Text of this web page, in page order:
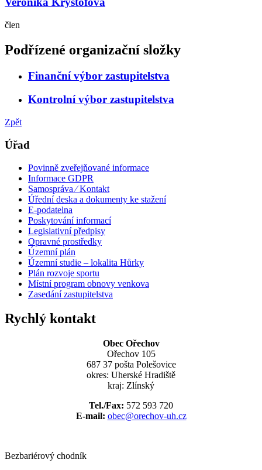
člen
Podřízené organizační složky
Finanční výbor zastupitelstva
Kontrolní výbor zastupitelstva
Zpět
Úřad
Povinně zveřejňované informace
Informace GDPR
Samospráva ⁄ Kontakt
Úřední deska a dokumenty ke stažení
E-podatelna
Poskytování informací
Legislativní předpisy
Opravné prostředky
Územní plán
Územní studie – lokalita Hůrky
Plán rozvoje sportu
Místní program obnovy venkova
Zasedání zastupitelstva
Rychlý kontakt
Obec Ořechov
Ořechov 105
687 37 pošta Polešovice
okres: Uherské Hradiště
kraj: Zlínský
Tel./Fax: 572 593 720
E-mail: obec@orechov-uh.cz
Bezbariérový chodník